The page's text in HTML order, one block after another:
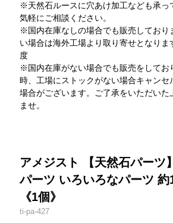
※天然石ルースに穴あけ加工なども承っ
気軽にご相談ください。
※国内在庫なしの場合でも販売しており
い場合は海外工場より取り寄せとなりま
度
※国内在庫がない場合でも販売をしてお
時、工場にストックがない場合キャンセ
場合がございます。ご了承をいただいた
ませ。
アメジスト 【天然石パーツ
パーツ いろいろなパーツ
《1個》
ti-pa-427